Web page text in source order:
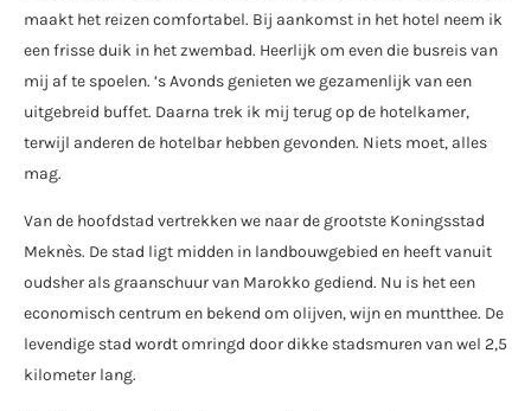
maakt het reizen comfortabel. Bij aankomst in het hotel neem ik
een frisse duik in het zwembad. Heerlijk om even die busreis van
mij af te spoelen. ’s Avonds genieten we gezamenlijk van een
uitgebreid buffet. Daarna trek ik mij terug op de hotelkamer,
terwijl anderen de hotelbar hebben gevonden. Niets moet, alles
mag.
Van de hoofdstad vertrekken we naar de grootste Koningsstad
Meknès. De stad ligt midden in landbouwgebied en heeft vanuit
oudsher als graanschuur van Marokko gediend. Nu is het een
economisch centrum en bekend om olijven, wijn en muntthee. De
levendige stad wordt omringd door dikke stadsmuren van wel 2,5
kilometer lang.